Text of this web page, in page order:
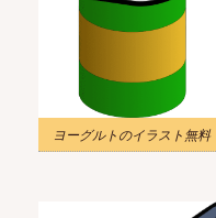
ヨーグルトのイラスト無料